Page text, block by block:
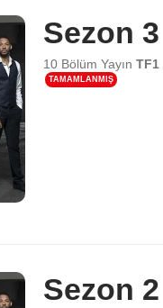
Sezon 3
10 Bölüm Yayın TF1
TAMAMLANMIŞ
Sezon 2